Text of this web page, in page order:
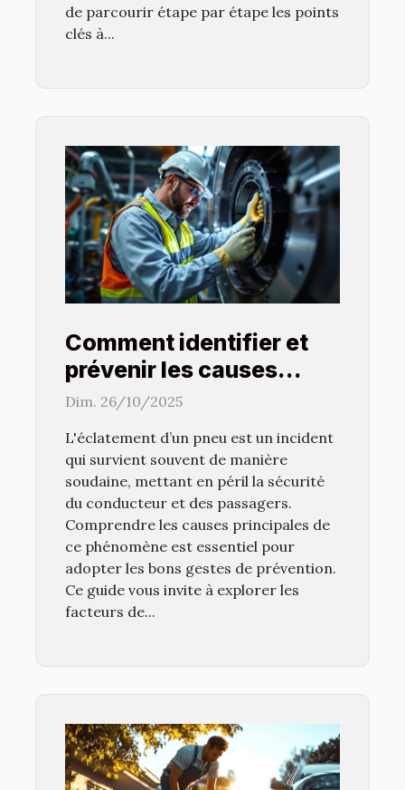
de parcourir étape par étape les points
clés à...
Comment identifier et
prévenir les causes
d'éclatement de pneus ?
Dim. 26/10/2025
L'éclatement d’un pneu est un incident
qui survient souvent de manière
soudaine, mettant en péril la sécurité
du conducteur et des passagers.
Comprendre les causes principales de
ce phénomène est essentiel pour
adopter les bons gestes de prévention.
Ce guide vous invite à explorer les
facteurs de...